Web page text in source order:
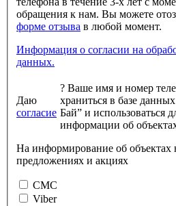
обращения к нам. Вы
форме отзыва
в любой момент.
Информация о согласии на обработку персональных
данных.
Даю
согласие
? Ваше имя и номер
храниться в базе данных клиентов ООО “Бир
Бай” и использоваться
На информирование об объектах
предложениях и акциях
СМС
Viber